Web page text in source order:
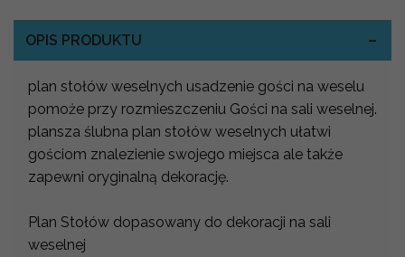
OPIS PRODUKTU
plan stołów weselnych usadzenie gości na weselu
pomoże przy rozmieszczeniu Gości na sali weselnej.
plansza ślubna plan stołów weselnych ułatwi
gościom znalezienie swojego miejsca ale także
zapewni oryginalną dekorację.
Plan Stołów dopasowany do dekoracji na sali
weselnej